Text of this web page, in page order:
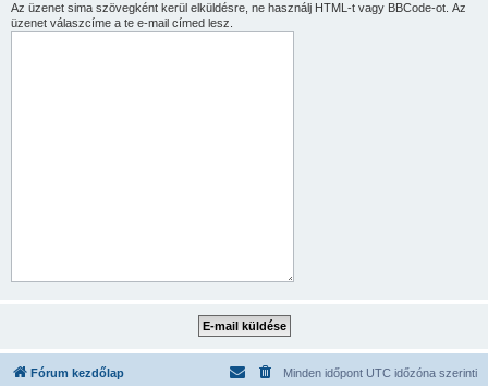
Az üzenet sima szövegként kerül elküldésre, ne használj HTML-t vagy BBCode-ot. Az
üzenet válaszcíme a te e-mail címed lesz.
Fórum kezdőlap Minden időpont UTC időzóna szerinti